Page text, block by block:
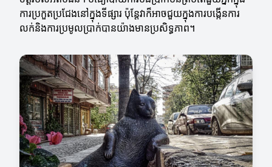
ការប្រកួតប្រជែងនៅក្នុងទីផ្សារ ប៉ុន្តែវាក៏អាចជួយក្នុងការបង្កើនការ
លក់និងការប្រមូលប្រាក់បានយ៉ាងមានប្រសិទ្ធភាព។